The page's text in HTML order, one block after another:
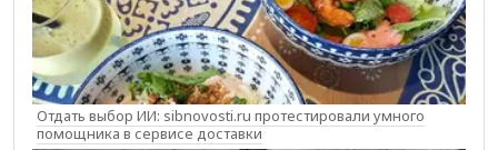
Отдать выбор ИИ: sibnovosti.ru протестировали умного
помощника в сервисе доставки